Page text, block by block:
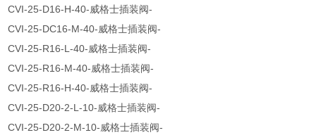
CVI-25-D16-H-40-威格士插装阀-
CVI-25-DC16-M-40-威格士插装阀-
CVI-25-R16-L-40-威格士插装阀-
CVI-25-R16-M-40-威格士插装阀-
CVI-25-R16-H-40-威格士插装阀-
CVI-25-D20-2-L-10-威格士插装阀-
CVI-25-D20-2-M-10-威格士插装阀-